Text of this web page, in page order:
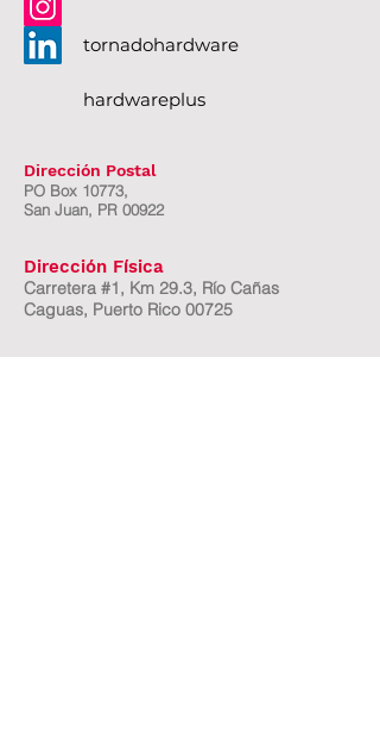
tornadohardware
hardwareplus
Dirección Postal
PO Box 10773,
San Juan, PR 00922
Dirección Física
Carretera #1, Km 29.3, Río Cañas
Caguas, Puerto Rico 00725